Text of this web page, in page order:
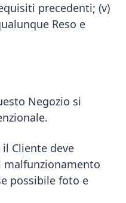
precedenti; (v)
Reso e
Negozio si
Cliente deve
malfunzionamento
possibile foto e